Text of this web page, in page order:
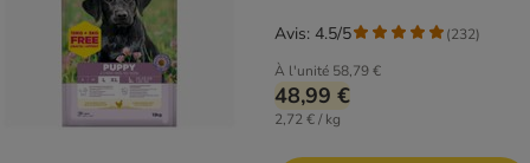
À l'unité 58,79 €
48,99 €
2,72 € / kg
Avis: 4.5/5 (232)